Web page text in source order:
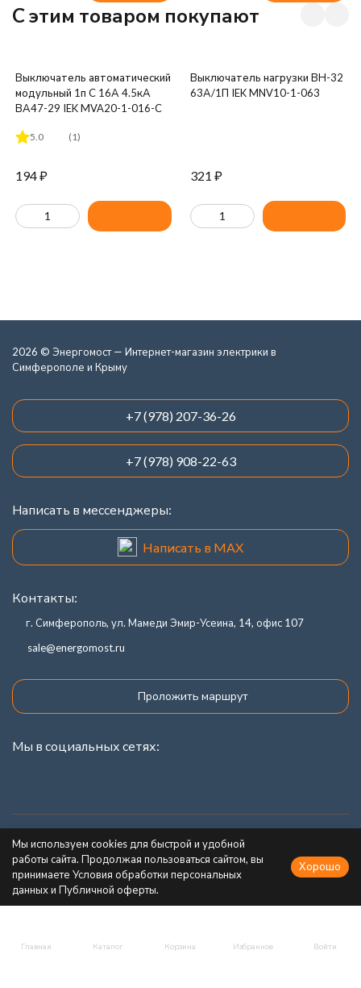
C этим товаром покупают
Выключатель автоматический
модульный 1п C 16А 4.5кА
ВА47-29 IEK MVA20-1-016-C
5.0 (1)
194₽
Выключатель нагрузки ВН-32
63А/1П IEK MNV10-1-063
321 ₽
Главная Каталог Корзина Избранное Войти
2026 © Энергомост — Интернет-магазин электрики в
Симферополе и Крыму
+7 (978) 207-36-26
+7 (978) 908-22-63
Написать в мессенджеры:
Написать в MAX
Контакты:
г. Симферополь, ул. Мамеди Эмир-Усеина, 14, офис 107
sale@energomost.ru
Проложить маршрут
Мы в социальных сетях:
Каталог товаров
Информация
Мы используем cookies для быстрой и удобной
работы сайта. Продолжая пользоваться сайтом, вы
принимаете Условия обработки персональных
данных и Публичной оферты.
Хорошо